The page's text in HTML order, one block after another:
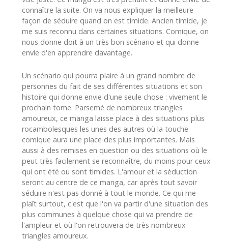
connaître la suite. On va nous expliquer la meilleure
façon de séduire quand on est timide. Ancien timide, je
me suis reconnu dans certaines situations. Comique, on
nous donne doit à un très bon scénario et qui donne
envie d'en apprendre davantage.
Un scénario qui pourra plaire à un grand nombre de
personnes du fait de ses différentes situations et son
histoire qui donne envie d'une seule chose : vivement le
prochain tome. Parsemé de nombreux triangles
amoureux, ce manga laisse place à des situations plus
rocambolesques les unes des autres où la touche
comique aura une place des plus importantes. Mais
aussi à des remises en question ou des situations où le
peut très facilement se reconnaître, du moins pour ceux
qui ont été ou sont timides. L'amour et la séduction
seront au centre de ce manga, car après tout savoir
séduire n'est pas donné à tout le monde. Ce qui me
plaît surtout, c'est que l'on va partir d'une situation des
plus communes à quelque chose qui va prendre de
l'ampleur et où l'on retrouvera de très nombreux
triangles amoureux.